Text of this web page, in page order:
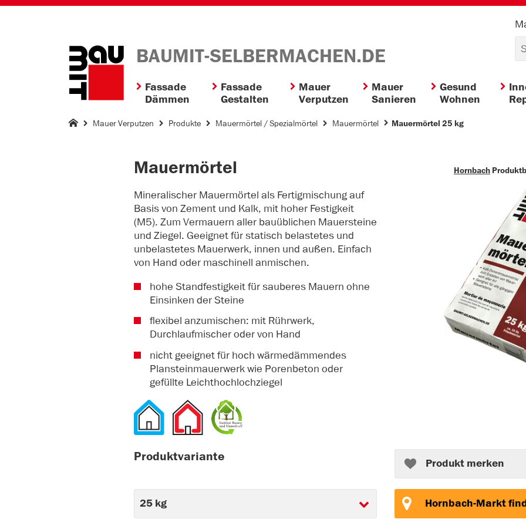
BAUMIT-SELBERMACHEN.DE
Fassade
Dämmen
Fassade
Gestalten
Mauer
Verputzen
Mauer
Sanieren
Gesund
Wohnen
Mauer Verputzen Produkte Mauermörtel / Spezialmörtel Mauermörtel Mauermörtel 25 kg
Mauermörtel Hornbach
Mineralischer Mauermörtel als Fertigmischung auf
Basis von Zement und Kalk, mit hoher Festigkeit
(M5). Zum Vermauern aller bauüblichen Mauersteine
und Ziegel. Geeignet für statisch belastetes und
unbelastetes Mauerwerk, innen und außen. Einfach
von Hand oder maschinell anmischen.
hohe Standfestigkeit für sauberes Mauern ohne
Einsinken der Steine
flexibel anzumischen: mit Rührwerk,
Durchlaufmischer oder von Hand
nicht geeignet für hoch wärmedämmendes
Plansteinmauerwerk wie Porenbeton oder
gefüllte Leichthochlochziegel
Produktvariante Produkt merken
Hornbach-Markt